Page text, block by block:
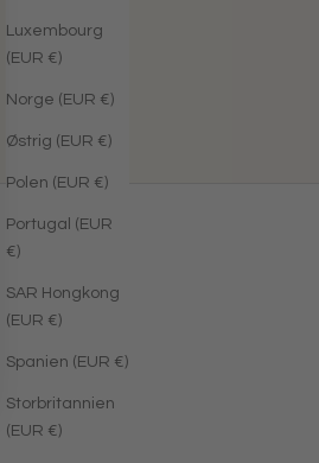
Luxembourg
(EUR €)
Norge (EUR €)
Østrig (EUR €)
Polen (EUR €)
Portugal (EUR
€)
SAR Hongkong
(EUR €)
Spanien (EUR €)
Storbritannien
(EUR €)